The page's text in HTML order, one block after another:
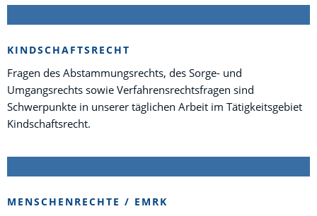
KINDSCHAFTSRECHT
Fragen des Abstammungsrechts, des Sorge- und
Umgangsrechts sowie Verfahrensrechtsfragen sind
Schwerpunkte in unserer täglichen Arbeit im Tätigkeitsgebiet
Kindschaftsrecht.
MENSCHENRECHTE / EMRK